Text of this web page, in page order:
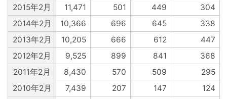
2015年2月
11,471 501 449
304
2014年2月
10,366 696 645
338
2013年2月
10,205 666 612
447
2012年2月
9,525 899 841
368
2011年2月
8,430 570 509
295
2010年2月
7,439 207 147 124